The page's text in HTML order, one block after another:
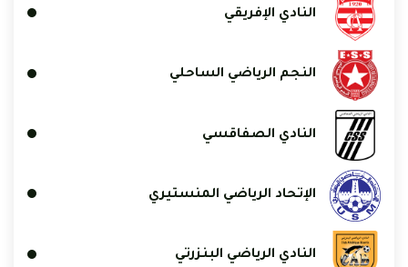
النادي الإفريقي
النجم الرياضي الساحلي
النادي الصفاقسي
الإتحاد الرياضي المنستيري
النادي الرياضي البنزرتي